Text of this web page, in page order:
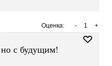
Оценка: +
1
-
но с будущим!